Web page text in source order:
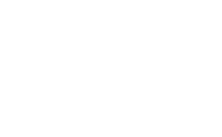
студентов относительно ресурсов и политик кампуса,
студентам получить балансы своих счетов и понять включенные
студентам получить конкретные, измеримые, достижимые,
на основе искусственного интеллекта на основе
рекомендации по ресурсам кампуса, включительно с курсами,
студентов на достижение их целей.